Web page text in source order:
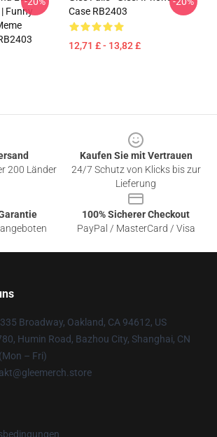
Funny
Case RB2403
12,71 £ - 13,82 £
200 Länder
Kaufen Sie mit Vertrauen
24/7 Schutz von Klicks bis zur
Lieferung
100% Sicherer Checkout
PayPal / MasterCard / Visa
Broadway, Oakland, CA 94612, US
Humin Road, Bazhou City, Shanghai, CN
– Fri)